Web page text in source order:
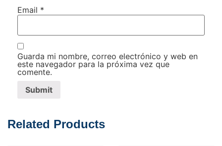
Email *
Guarda mi nombre, correo electrónico y web en
este navegador para la próxima vez que
comente.
Related Products